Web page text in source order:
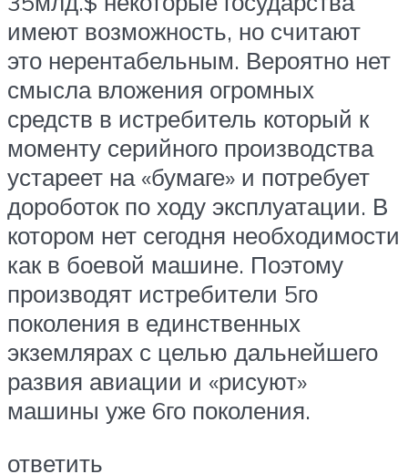
имеют возможность, но считают
это нерентабельным. Вероятно нет
смысла вложения огромных
средств в истребитель который к
моменту серийного производства
устареет на «бумаге» и потребует
дороботок по ходу эксплуатации. В
котором нет сегодня необходимости
как в боевой машине. Поэтому
производят истребители 5го
поколения в единственных
экземлярах с целью дальнейшего
развия авиации и «рисуют»
машины уже 6го поколения.
ответить